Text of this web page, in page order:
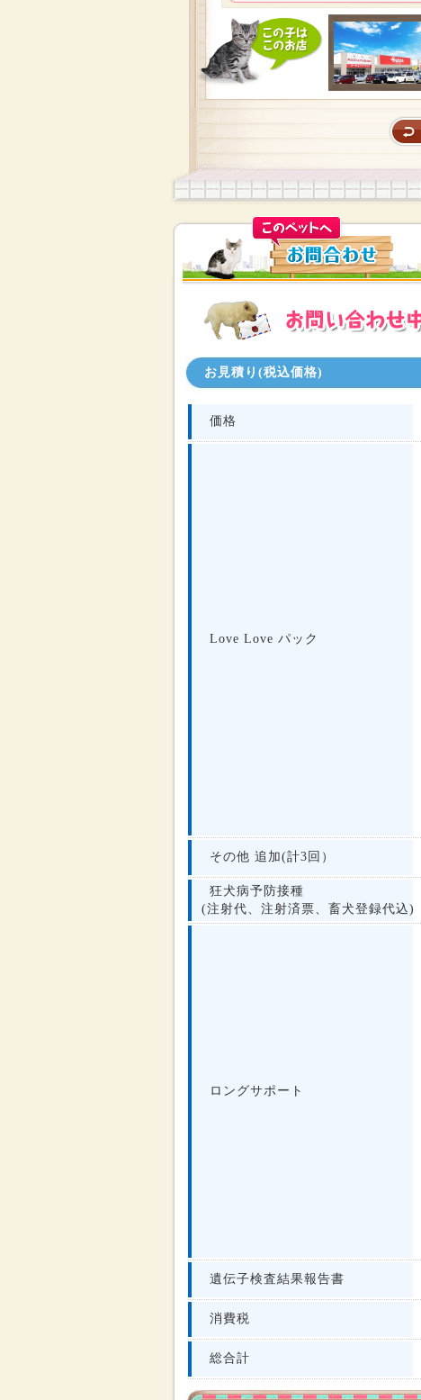
定頭数お迎えしやすい価格で
お見積り(税込価格)
価格
Love Love パック
その他 追加(計3回）
狂犬病予防接種
(注射代、注射済票、畜犬登録代込)
ロングサポート
遺伝子検査結果報告書
消費税
総合計